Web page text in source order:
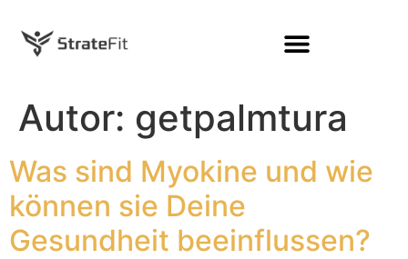
Autor: getpalmtura
Was sind Myokine und wie
können sie Deine
Gesundheit beeinflussen?